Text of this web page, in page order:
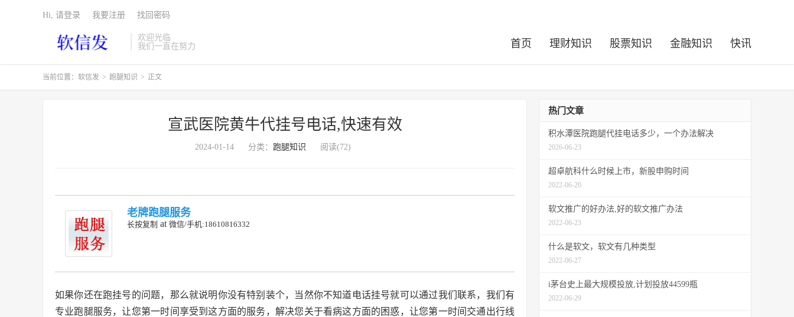
欢迎光临
我们一直在努力
首页 理财知识 股票知识 金融知识 快讯
Hi, 请登录 我要注册 找回密码
当前位置： 软信发 > 跑腿知识 > 正文
宣武医院黄牛代挂号电话,快速有效
2024-01-14 分类： 跑腿知识 阅读(72)
老牌跑腿服务
长按复制 at 微信/手机:18610816332
如果你还在跑挂号的问题，那么就说明你没有特别装个，当然你不知道电话挂号就可以通过我们联系，我们有
专业跑腿服务，让您第一时间享受到这方面的服务，解决您关于看病这方面的困惑，让您第一时间交通出行线
热门文章
积水潭医院跑腿代挂电话多少，一个办法解决
2026-06-23
超卓航科什么时候上市，新股申购时间
2022-06-20
软文推广的好办法,好的软文推广办法
2022-06-23
什么是软文，软文有几种类型
2022-06-27
i茅台史上最大规模投放,计划投放44599瓶
2022-06-29